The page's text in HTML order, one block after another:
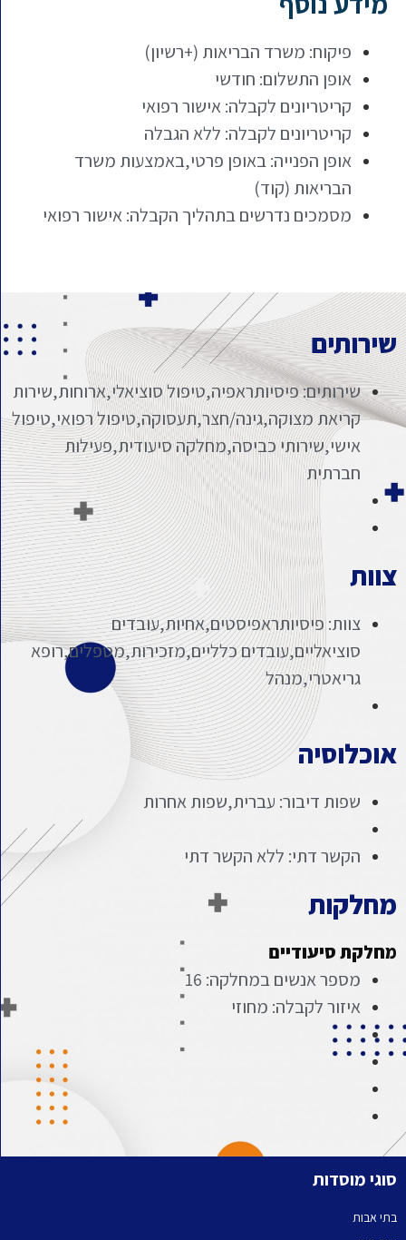
פיקוח: משרד הבריאות (+רשיון)
אופן התשלום: חודשי
קריטריונים לקבלה: אישור רפואי
קריטריונים לקבלה: ללא הגבלה
אופן הפנייה: באופן פרטי,באמצעות משרד
הבריאות (קוד)
מסמכים נדרשים בתהליך הקבלה: אישור רפואי
שירותים
שירותים: פיסיותראפיה,טיפול סוציאלי,ארוחות,שירות
קריאת מצוקה,גינה/חצר,תעסוקה,טיפול רפואי,טיפול
אישי,שירותי כביסה,מחלקה סיעודית,פעילות
חברתית
צוות
צוות: פיסיותראפיסטים,אחיות,עובדים
סוציאליים,עובדים כלליים,מזכירות,מטפלים,רופא
גריאטרי,מנהל
אוכלוסיה
שפות דיבור: עברית,שפות אחרות
הקשר דתי: ללא הקשר דתי
מחלקות
מחלקת סיעודיים
מספר אנשים במחלקה: 16
איזור לקבלה: מחוזי
סוגי מוסדות
בתי אבות